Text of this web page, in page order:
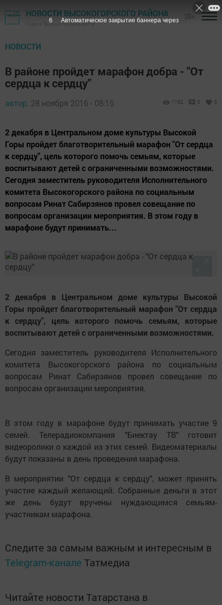
НОВОСТИ ВЫСОКОГОРСКОГО РАЙОНА
Газета "Высокогорские вести"
НОВОСТИ
В районе пройдет марафон добра - "От
сердца к сердцу"
автор, 28 ноября 2016 - 08:15 1152 0 0
2 декабря в Центральном доме культуры Высокой
Горы пройдет благотворительный марафон "От сердца
к сердцу", цель которого помочь семьям, которые
воспитывают детей с ограниченными возможностями.
Сегодня заместитель руководителя Исполнительного
комитета Высокогорского района по социальным
вопросам Ринат Сабирзянов провел совещание по
вопросам организации мероприятия. В этом году в
марафоне будут принимать...
2 декабря в Центральном доме культуры Высокой
Горы пройдет благотворительный марафон "От сердца
к сердцу", цель которого помочь семьям, которые
воспитывают детей с ограниченными возможностями.
Сегодня заместитель руководителя Исполнительного
комитета Высокогорского района по социальным
вопросам Ринат Сабирзянов провел совещание по
вопросам организации мероприятия.
В этом году в марафоне будут принимать участие 9
семей. Телерадиокомпания "Биектау ТВ" готовит
видеоролики о каждой из этих семей. Видеоматериалы
будут показаны в день проведения марафона.
В мероприятии "От сердца к сердцу", может принять
участие каждый желающий. Собранные деньги в этот
же день будут вручены нуждающимся семьям-
участникам марафона.
Следите за самым важным и интересным в
Telegram-канале Татмедиа
Читайте новости Татарстана в
5 Автоматическое закрытие баннера через